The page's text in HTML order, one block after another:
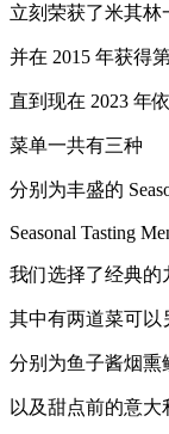
立刻荣获了米其林
并在 2015 年获得
直到现在 2023 年
菜单一共有三种
分别为丰盛的
Seasonal Tasting
我们选择了经典的
其中有两道菜可以
分别为鱼子酱烟熏
以及甜点前的意大